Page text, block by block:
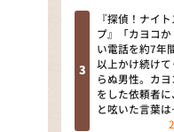
本日は
朝だ！
教えて
ミカタ
『探偵！ナイ
プ』「カヨコ
い電話を約7年
以上かけ続けて
らぬ男性。カ
をした依頼者に
と呟いた言葉